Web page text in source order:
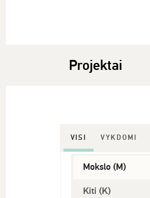
Projektai
VISI VYKDOMI
Mokslo (M)
Kiti (K)